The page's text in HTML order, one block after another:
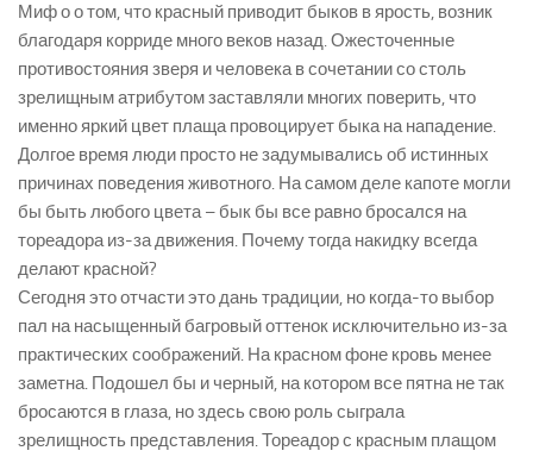
Миф о о том, что красный приводит быков в ярость, возник
благодаря корриде много веков назад. Ожесточенные
противостояния зверя и человека в сочетании со столь
зрелищным атрибутом заставляли многих поверить, что
именно яркий цвет плаща провоцирует быка на нападение.
Долгое время люди просто не задумывались об истинных
причинах поведения животного. На самом деле капоте могли
бы быть любого цвета – бык бы все равно бросался на
тореадора из-за движения. Почему тогда накидку всегда
делают красной?
Сегодня это отчасти это дань традиции, но когда-то выбор
пал на насыщенный багровый оттенок исключительно из-за
практических соображений. На красном фоне кровь менее
заметна. Подошел бы и черный, на котором все пятна не так
бросаются в глаза, но здесь свою роль сыграла
зрелищность представления. Тореадор с красным плащом